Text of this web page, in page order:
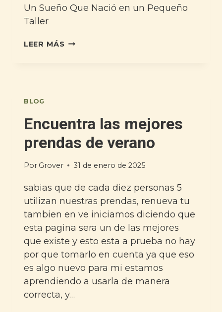
Un Sueño Que Nació en un Pequeño
Taller
LEER MÁS
BLOG
Encuentra las mejores
prendas de verano
Por Grover 31 de enero de 2025
sabias que de cada diez personas 5
utilizan nuestras prendas, renueva tu
tambien en ve iniciamos diciendo que
esta pagina sera un de las mejores
que existe y esto esta a prueba no hay
por que tomarlo en cuenta ya que eso
es algo nuevo para mi estamos
aprendiendo a usarla de manera
correcta, y…